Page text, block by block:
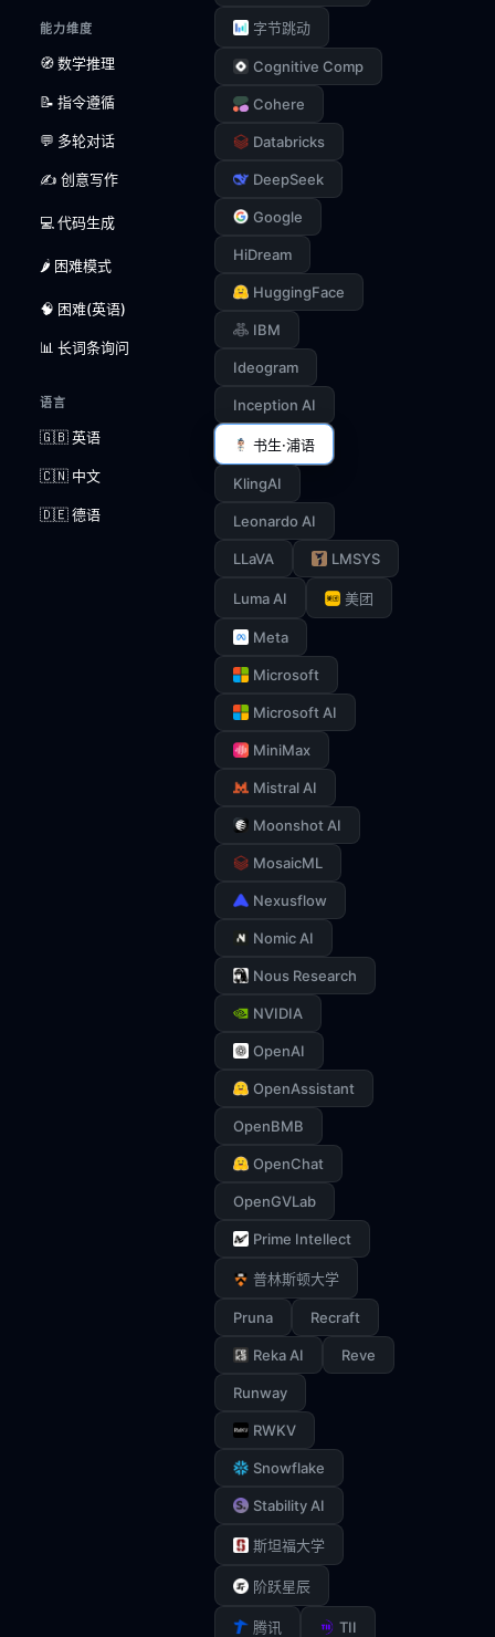
能力维度
🧭 数学推理
📝 指令遵循
💬 多轮对话
✍️ 创意写作
💻 代码生成
🌶️ 困难模式
🧠 困难(英语)
📊 长词条询问
语言
🇬🇧 英语
🇨🇳 中文
🇩🇪 德语
字节跳动
Cognitive Comp
Cohere
Databricks
DeepSeek
Google
HiDream
HuggingFace
IBM
Ideogram
Inception AI
书生·浦语
KlingAI
Leonardo AI
LLaVA LMSYS
Luma AI 美团
Meta
Microsoft
Microsoft AI
MiniMax
Mistral AI
Moonshot AI
MosaicML
Nexusflow
Nomic AI
Nous Research
NVIDIA
OpenAI
OpenAssistant
OpenBMB
OpenChat
OpenGVLab
Prime Intellect
普林斯顿大学
Pruna Recraft
Reka AI Reve
Runway
RWKV
Snowflake
Stability AI
斯坦福大学
阶跃星辰
腾讯 TII